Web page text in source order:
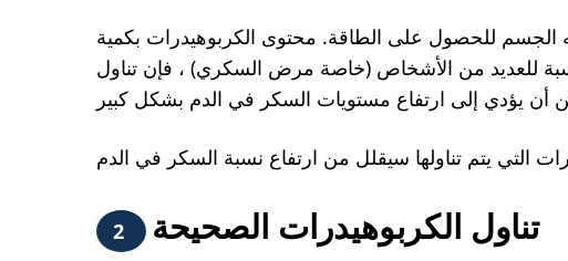
للحصول على الطاقة. محتوى الكربوهيدرات بكمية
للعديد من الأشخاص (خاصة مرض السكري) ، فإن تناول
2 تناول الكربوهيدرات الصحيحة